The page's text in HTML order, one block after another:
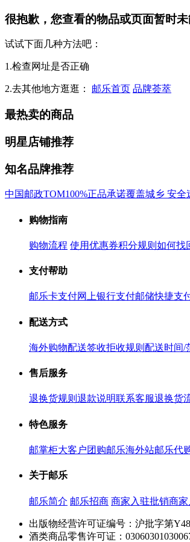
很抱歉，您查看的物品或页面暂时未
试试下面几种方法吧：
1.检查网址是否正确
2.去其他地方逛逛： 邮乐首页 品牌荟萃
最热卖的商品
明星店铺推荐
知名品牌推荐
中国邮政TOM100%正品承诺覆盖城乡 安全
购物指南
购物流程 使用优惠券积分规则 如何找
支付帮助
邮乐卡支付网上银行支付邮储快捷支
配送方式
海外购物配送签收拒收规则 配送时间/
售后服务
退换货规则 退款说明联系客服退换货
特色服务
邮掌柜大客户团购邮乐海外站邮乐代
关于邮乐
邮乐简介 邮乐招商 商家入驻批销商家
出版物经营许可证编号：沪批字第
酒类商品零售许可证：